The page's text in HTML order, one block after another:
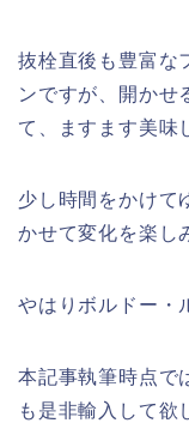
抜栓直後も豊富な
ンですが、開かせ
て、ますます美味
少し時間をかけて
かせて変化を楽し
やはりボルドー・
本記事執筆時点で
も是非輸入して欲